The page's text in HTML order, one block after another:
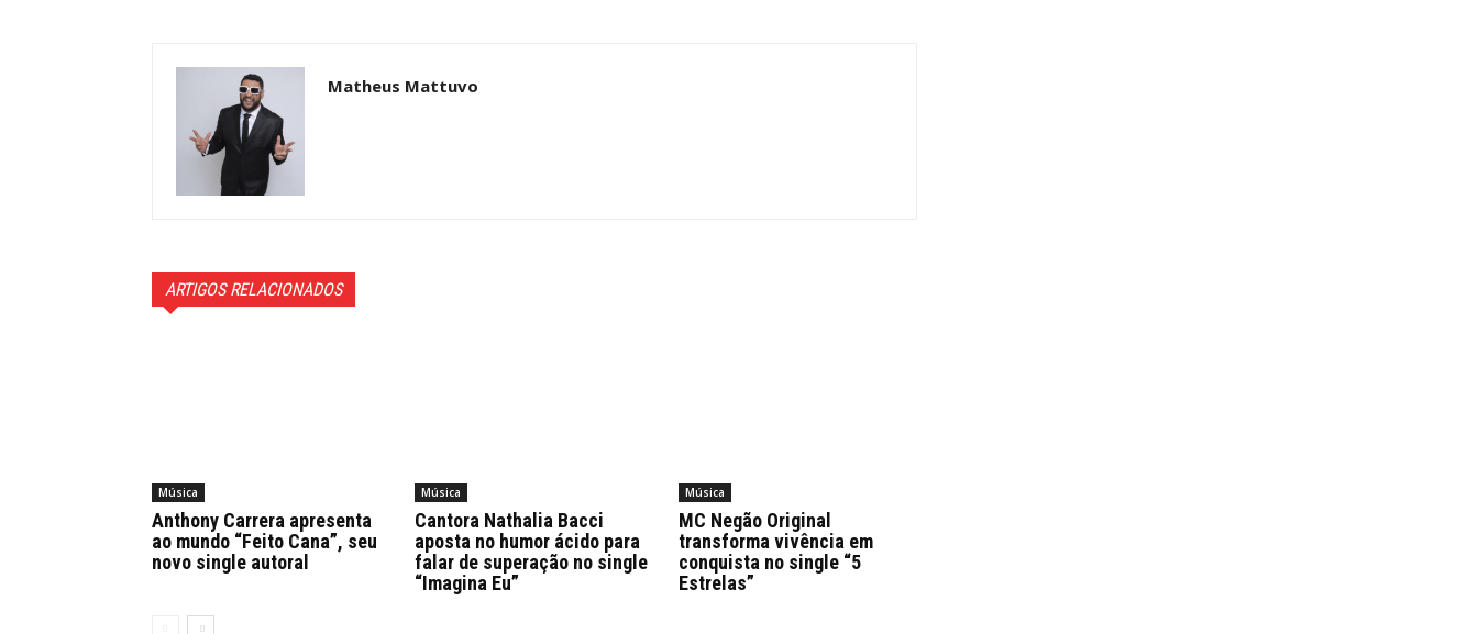
Matheus Mattuvo
ARTIGOS RELACIONADOS
Música
Anthony Carrera apresenta
ao mundo “Feito Cana”, seu
novo single autoral
Música
Cantora Nathalia Bacci
aposta no humor ácido para
falar de superação no single
“Imagina Eu”
Música
MC Negão Original
transforma vivência em
conquista no single “5
Estrelas”